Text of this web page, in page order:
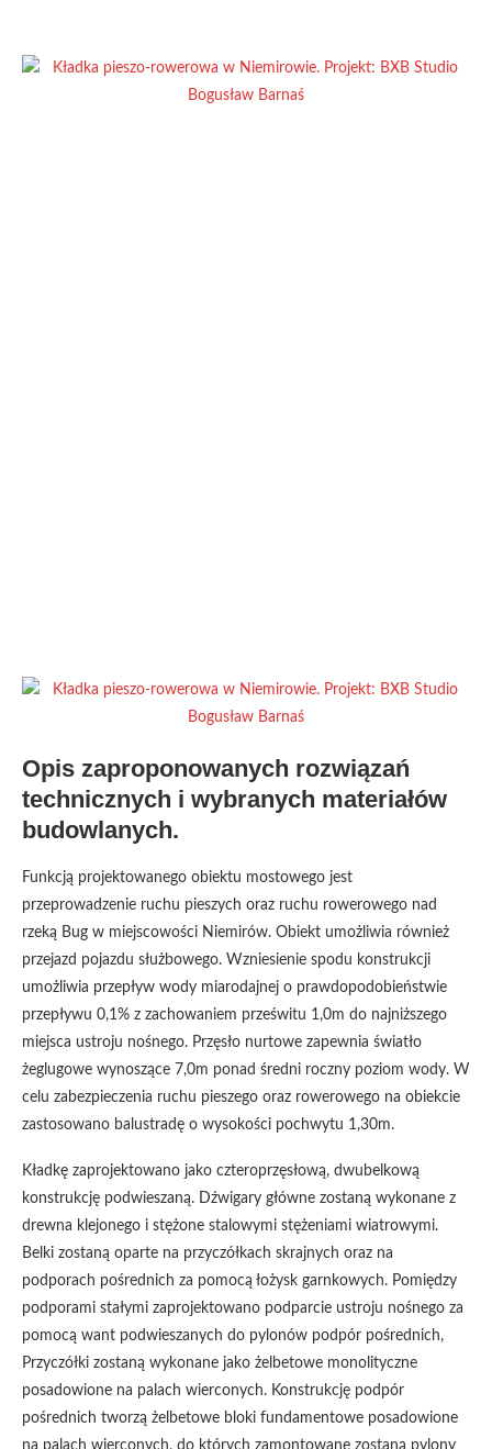
Opis zaproponowanych rozwiązań
technicznych i wybranych materiałów
budowlanych.
Funkcją projektowanego obiektu mostowego jest
przeprowadzenie ruchu pieszych oraz ruchu rowerowego nad
rzeką Bug w miejscowości Niemirów. Obiekt umożliwia również
przejazd pojazdu służbowego. Wzniesienie spodu konstrukcji
umożliwia przepływ wody miarodajnej o prawdopodobieństwie
przepływu 0,1% z zachowaniem prześwitu 1,0m do najniższego
miejsca ustroju nośnego. Przęsło nurtowe zapewnia światło
żeglugowe wynoszące 7,0m ponad średni roczny poziom wody. W
celu zabezpieczenia ruchu pieszego oraz rowerowego na obiekcie
zastosowano balustradę o wysokości pochwytu 1,30m.
Kładkę zaprojektowano jako czteroprzęsłową, dwubelkową
konstrukcję podwieszaną. Dźwigary główne zostaną wykonane z
drewna klejonego i stężone stalowymi stężeniami wiatrowymi.
Belki zostaną oparte na przyczółkach skrajnych oraz na
podporach pośrednich za pomocą łożysk garnkowych. Pomiędzy
podporami stałymi zaprojektowano podparcie ustroju nośnego za
pomocą want podwieszanych do pylonów podpór pośrednich,
Przyczółki zostaną wykonane jako żelbetowe monolityczne
posadowione na palach wierconych. Konstrukcję podpór
pośrednich tworzą żelbetowe bloki fundamentowe posadowione
na palach wierconych, do których zamontowane zostaną pylony